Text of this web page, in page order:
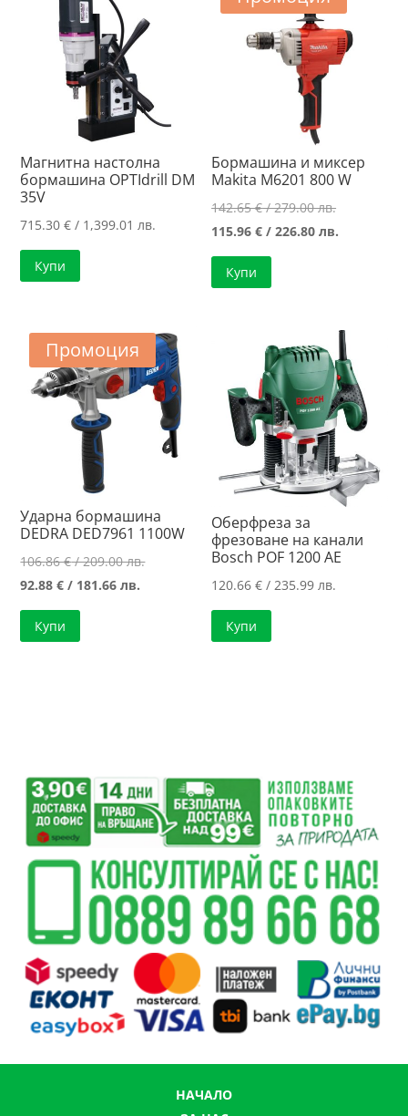
Магнитна настолна
бормашина OPTIdrill DM
35V
715.30€ / 1,399.01 лв.
Купи
Бормашина и миксер
Makita M6201 800 W
142.65€/ 279.00 лв.Original
price
115.96€ / 226.80 лв.
226.80 лв..
Купи
Промоция
Ударна бормашина
DEDRA DED7961 1100W
106.86€/ 209.00 лв.Original
92.88€ / 181.66 лв.
Купи
Оберфреза за
фрезоване на канали
Bosch POF 1200 AE
120.66€ / 235.99 лв.
Купи
НАЧАЛО